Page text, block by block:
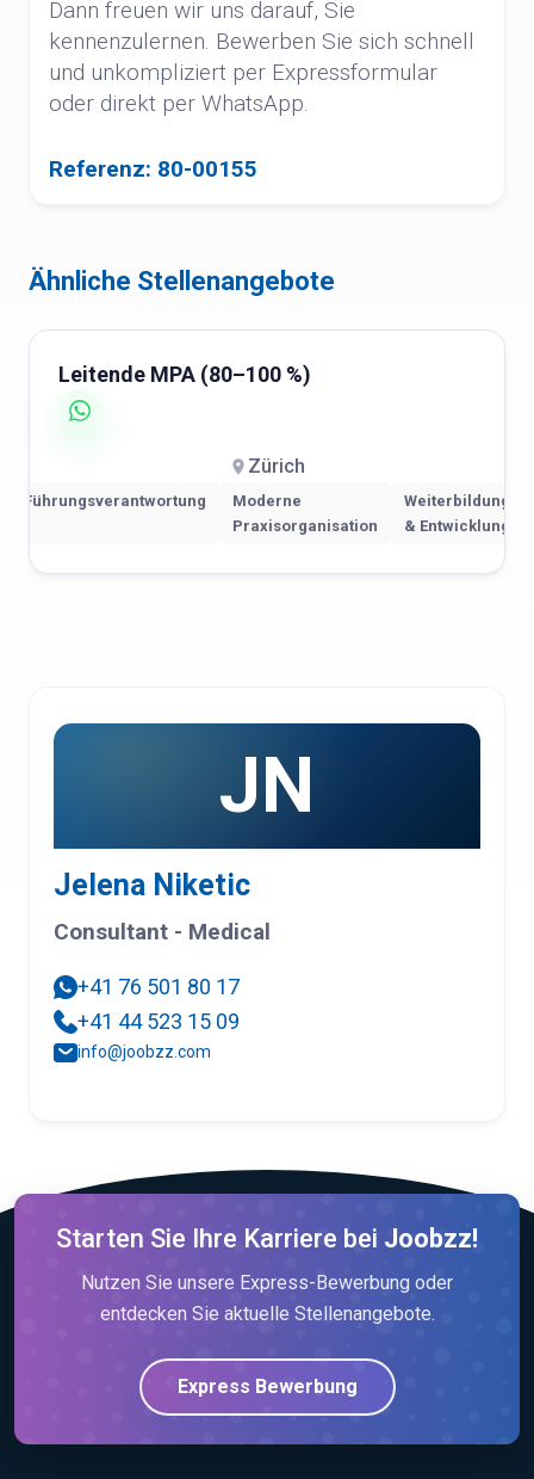
Dann freuen wir uns darauf, Sie
kennenzulernen. Bewerben Sie sich schnell
und unkompliziert per Expressformular
oder direkt per WhatsApp.
Referenz: 80-00155
Ähnliche Stellenangebote
Leitende MPA (80–100 %)
Zürich
Führungsverantwortung
Moderne
Praxisorganisation
Weiterbildung
& Entwicklung
JN
Jelena Niketic
Consultant - Medical
+41 76 501 80 17
+41 44 523 15 09
info@joobzz.com
Starten Sie Ihre Karriere bei Joobzz!
Nutzen Sie unsere Express-Bewerbung oder
entdecken Sie aktuelle Stellenangebote.
Express Bewerbung